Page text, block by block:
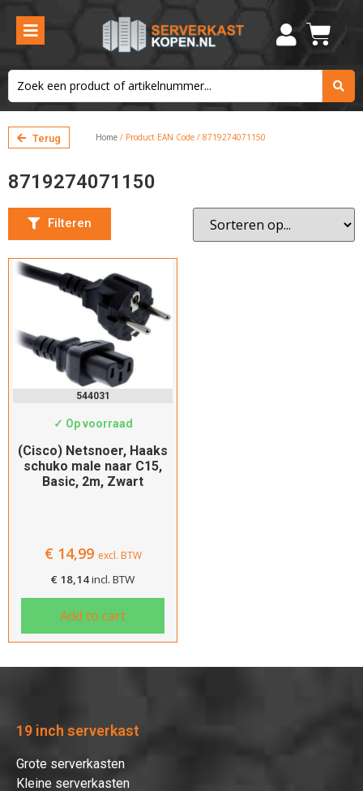
Terug Home / Product EAN Code / 8719274071150
8719274071150
Filteren
544031
✓ Op voorraad
(Cisco) Netsnoer, Haaks
schuko male naar C15,
Basic, 2m, Zwart
€14,99 excl. BTW
€ 18,14incl. BTW
Add to cart
19 inch serverkast
Grote serverkasten
Kleine serverkasten
Kleur
Zwart